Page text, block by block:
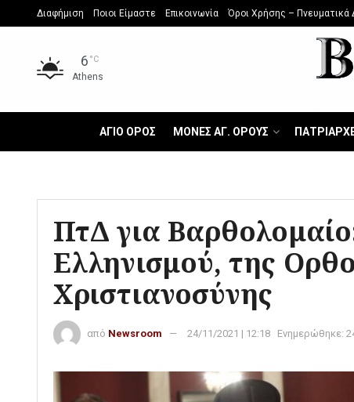
Διαφήμιση Ποιοι Είμαστε Επικοινωνία Όροι Χρήσης – Πνευματικά
6 °C
Athens
ΑΓΙΟ ΟΡΟΣ ΜΟΝΕΣ ΑΓ. ΟΡΟΥΣ
ΠτΔ για
Ελληνισμού, της
Χριστιανοσύνης
από Newsroom 24/11/2021 | 12:18 Ενημερώθηκε: